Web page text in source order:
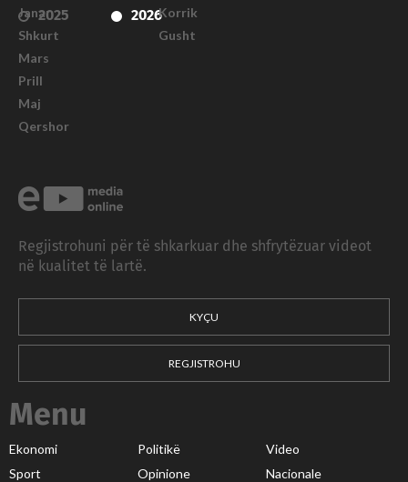
2025
2026
Janar
Shkurt
Mars
Prill
Maj
Qershor
Korrik
Gusht
Regjistrohuni për të shkarkuar dhe shfrytëzuar videot
në kualitet të lartë.
KYÇU
REGJISTROHU
Menu
Ekonomi Politikë
Video
Sport
Opinione Nacionale